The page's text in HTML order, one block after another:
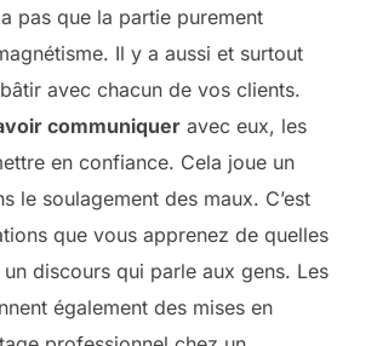
pas que la partie purement
Il y a aussi et surtout
avec chacun de vos clients.
communiquer avec eux, les
en confiance. Cela joue un
le soulagement des maux. C’est
que vous apprenez de quelles
discours qui parle aux gens. Les
également des mises en